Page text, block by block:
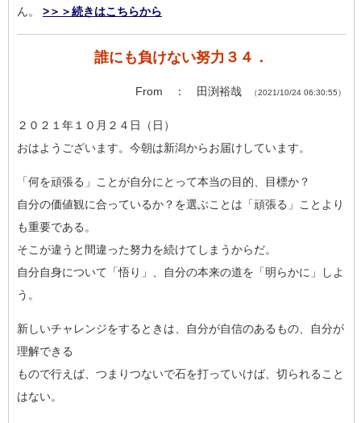
ん。 >＞＞続きはこちらから
誰にも負けない努力３４．
From ： 田渕裕哉 （2021/10/24 06:30:55）
２０２１年１０月２４日（日）
おはようございます。今朝は新潟からお届けしています。
「何を頑張る」ことが自分にとって本当の目的、目標か？
自分の価値観に合っているか？を選ぶことは「頑張る」ことより
も重要である。
そこが違うと間違った努力を続けてしまうからだ。
自分自身について「悟り」、自分の本来の道を「明らかに」しよ
う 。
新しいチャレンジをするときは、自分が自信のあるもの、自分が
理解できる
もので行えば、つまりつないで石を打っていけば、切られること
はない。